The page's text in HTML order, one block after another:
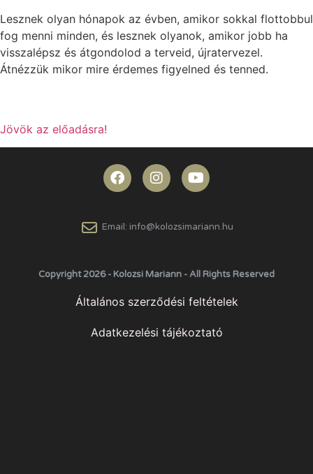
Lesznek olyan hónapok az évben, amikor sokkal flottobbul
fog menni minden, és lesznek olyanok, amikor jobb ha
visszalépsz és átgondolod a terveid, újratervezel.
Átnézzük mikor mire érdemes figyelned és tenned.
Jövök az előadásra!
Email: info@kolozsimariann.hu
Copyright 2026 - Kolozsi Mariann - All Rights Reserved
Általános szerződési feltételek
Adatkezelési tájékoztató